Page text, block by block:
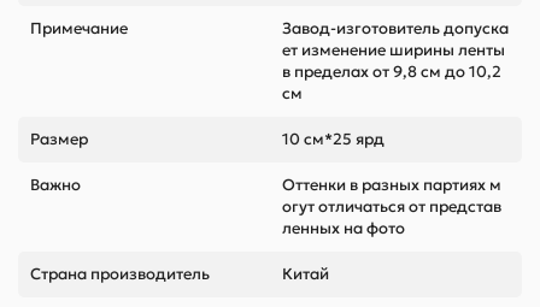
Примечание
Завод-изготовитель допуска
ет изменение ширины ленты
в пределах от 9,8 см до 10,2
см
Размер 10 см*25 ярд
Важно
Оттенки в разных партиях м
огут отличаться от представ
ленных на фото
Страна производитель Китай